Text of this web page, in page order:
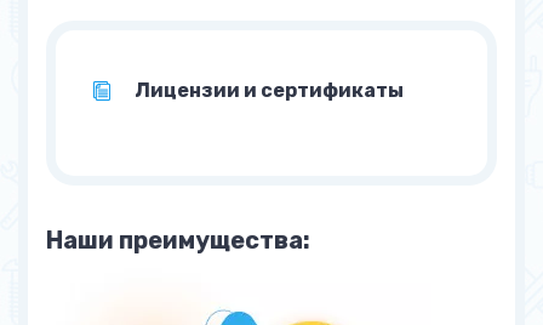
Лицензии и сертификаты
Наши преимущества: